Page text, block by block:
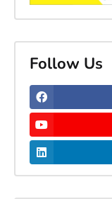
Follow Us